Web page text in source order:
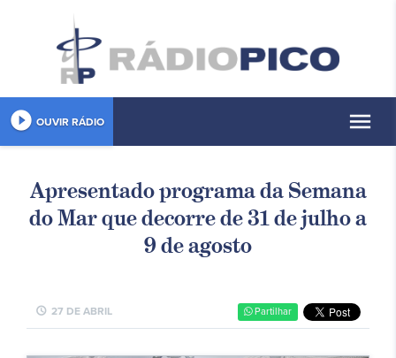
play_circle_filled OUVIR RÁDIO menu
Apresentado programa da Semana
do Mar que decorre de 31 de julho a
9 de agosto
schedule 27 DE ABRIL Partilhar